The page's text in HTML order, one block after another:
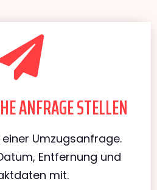
ANFRAGE STELLEN
Umzugsanfrage.
Entfernung und
mit.